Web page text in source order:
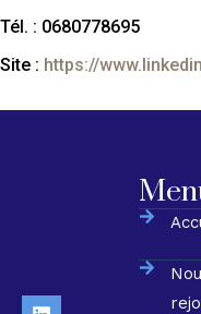
Tél. : 0680778695
Site : https://